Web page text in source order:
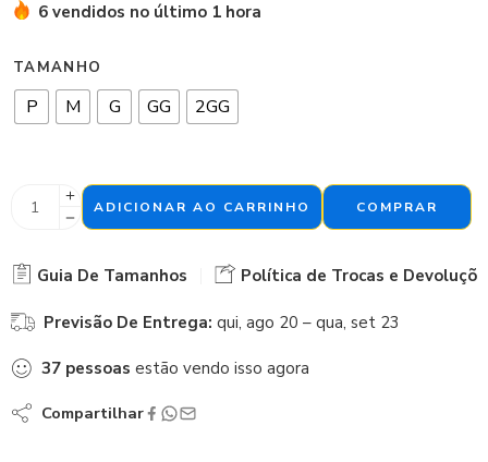
6 vendidos no último 1 hora
TAMANHO
P M G GG 2GG
ADICIONAR AO CARRINHO COMPRAR
Guia De Tamanhos Política de Trocas e
Previsão De Entrega: qui, ago 20 – qua, set 23
37 pessoas estão vendo isso agora
Compartilhar